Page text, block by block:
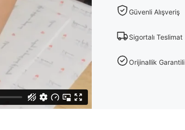
Güvenli Alışveriş
Sigortalı Teslimat
Orijinallik Garantili